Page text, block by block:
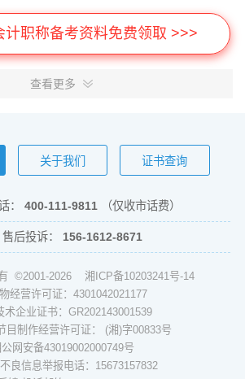
计职称备考资料免费领取 >>>
查看更多
关于我们 证书查询
： 400-111-9811 （仅收市话费）
售后投诉： 156-1612-8671
©2001-2026 湘ICP备10203241号-14
经营许可证：4301042021177
术企业证书：GR202143001539
目制作经营许可证： (湘)字00833号
网安备43019002000749号
良信息举报电话：15673157832